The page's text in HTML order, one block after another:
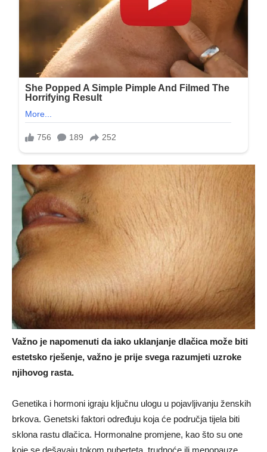
Važno je napomenuti da iako uklanjanje dlačica može biti
estetsko rješenje, važno je prije svega razumjeti uzroke
njihovog rasta.
Genetika i hormoni igraju ključnu ulogu u pojavljivanju ženskih
brkova. Genetski faktori određuju koja će područja tijela biti
sklona rastu dlačica. Hormonalne promjene, kao što su one